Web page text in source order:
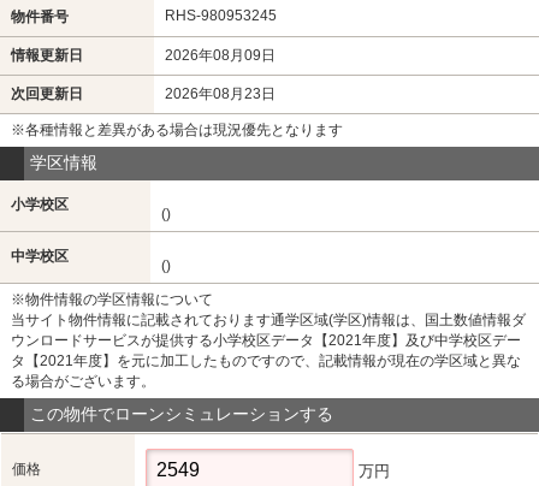
物件番号 RHS-980953245
情報更新日 2026年08月09日
次回更新日 2026年08月23日
※各種情報と差異がある場合は現況優先となります
学区情報
小学校区
()
中学校区
()
※物件情報の学区情報について
当サイト物件情報に記載されております通学区域(学区)情報は、国土数値情報ダ
ウンロードサービスが提供する小学校区データ【2021年度】及び中学校区デー
タ【2021年度】を元に加工したものですので、記載情報が現在の学区域と異な
る場合がございます。
この物件でローンシミュレーションする
価格 万円